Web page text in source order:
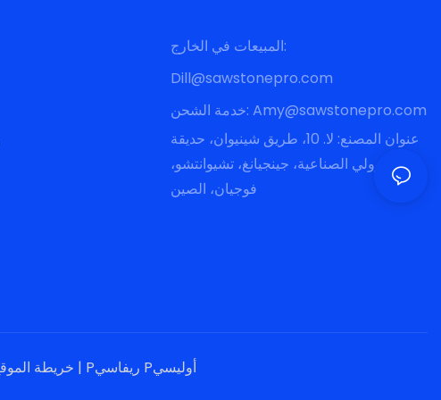
المبيعات في الخارج:
Dill@sawstonepro.com
خدمة الشحن: Amy@sawstonepro.com
عنوان المصنع: لا. 10، طريق شينيوان، حديقة
وولي الصناعية، جينجيانغ، تشيوانتشو،
فوجيان، الصين
| Pريفاسي Pأوليسي